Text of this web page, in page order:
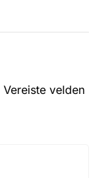
Vereiste velden